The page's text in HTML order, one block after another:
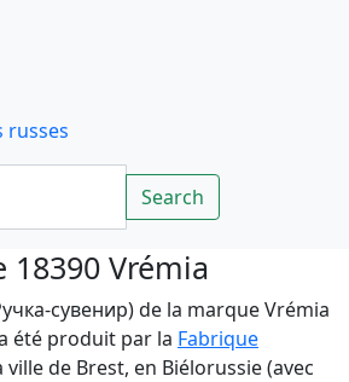
russes
Rechercher
Search
Vrémia
сувенир) de la marque Vrémia
été produit par la Fabrique
ville de Brest, en Biélorussie (avec